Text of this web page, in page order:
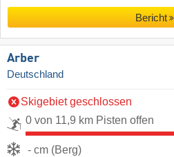
Bericht
Arber
Deutschland
Skigebiet geschlossen
0 von 11,9 km Pisten offen
- cm (Berg)